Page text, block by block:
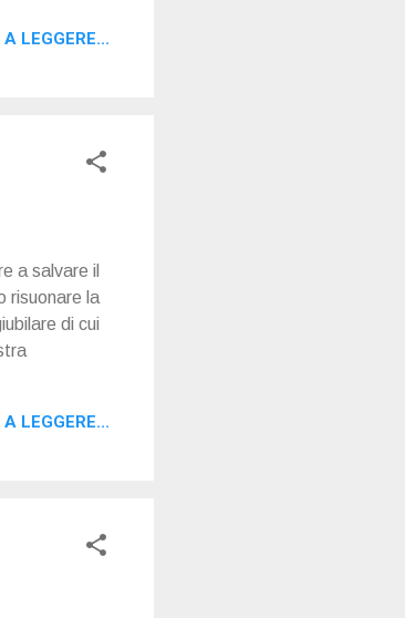
LEGGERE...
a salvare il
risuonare la
di cui
LEGGERE...